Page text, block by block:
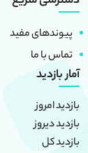
پیوندهای مفید
تماس با ما
آمار بازدید
بازدید امروز
بازدید دیروز
بازدید کل